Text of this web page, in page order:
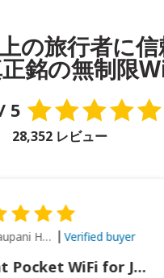
の旅行者に
銘の無制限
5
28,352 レビュー
Whanaupani Henry Joseph Macown Verified buyer
Great Pocket WiFi for Japan Travel